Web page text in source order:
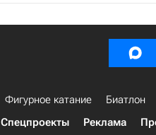
Фигурное катание Биатлон
Спецпроекты
Реклама